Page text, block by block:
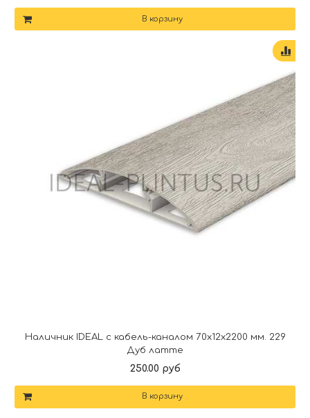
В корзину
Наличник IDEAL с кабель-каналом 70х12х2200 мм. 229
Дуб латте
250.00 руб
В корзину